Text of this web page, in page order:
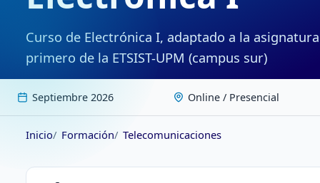
Curso de Electrónica I, adaptado a la
primero de la ETSIST-UPM (campus sur)
Septiembre 2026 Online / Presencial
Inicio Formación Telecomunicaciones